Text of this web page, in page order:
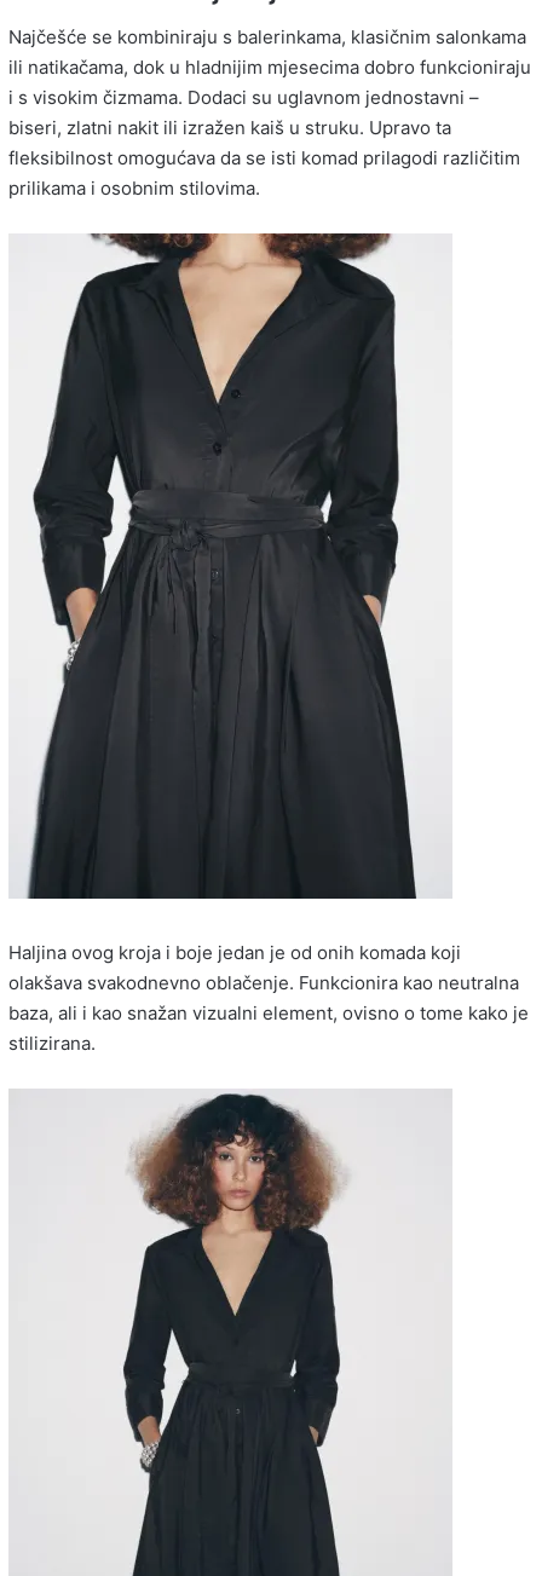
Najčešće se kombiniraju s balerinkama, klasičnim salonkama
ili natikačama, dok u hladnijim mjesecima dobro funkcioniraju
i s visokim čizmama. Dodaci su uglavnom jednostavni –
biseri, zlatni nakit ili izražen kaiš u struku. Upravo ta
fleksibilnost omogućava da se isti komad prilagodi različitim
prilikama i osobnim stilovima.
Haljina ovog kroja i boje jedan je od onih komada koji
olakšava svakodnevno oblačenje. Funkcionira kao neutralna
baza, ali i kao snažan vizualni element, ovisno o tome kako je
stilizirana.